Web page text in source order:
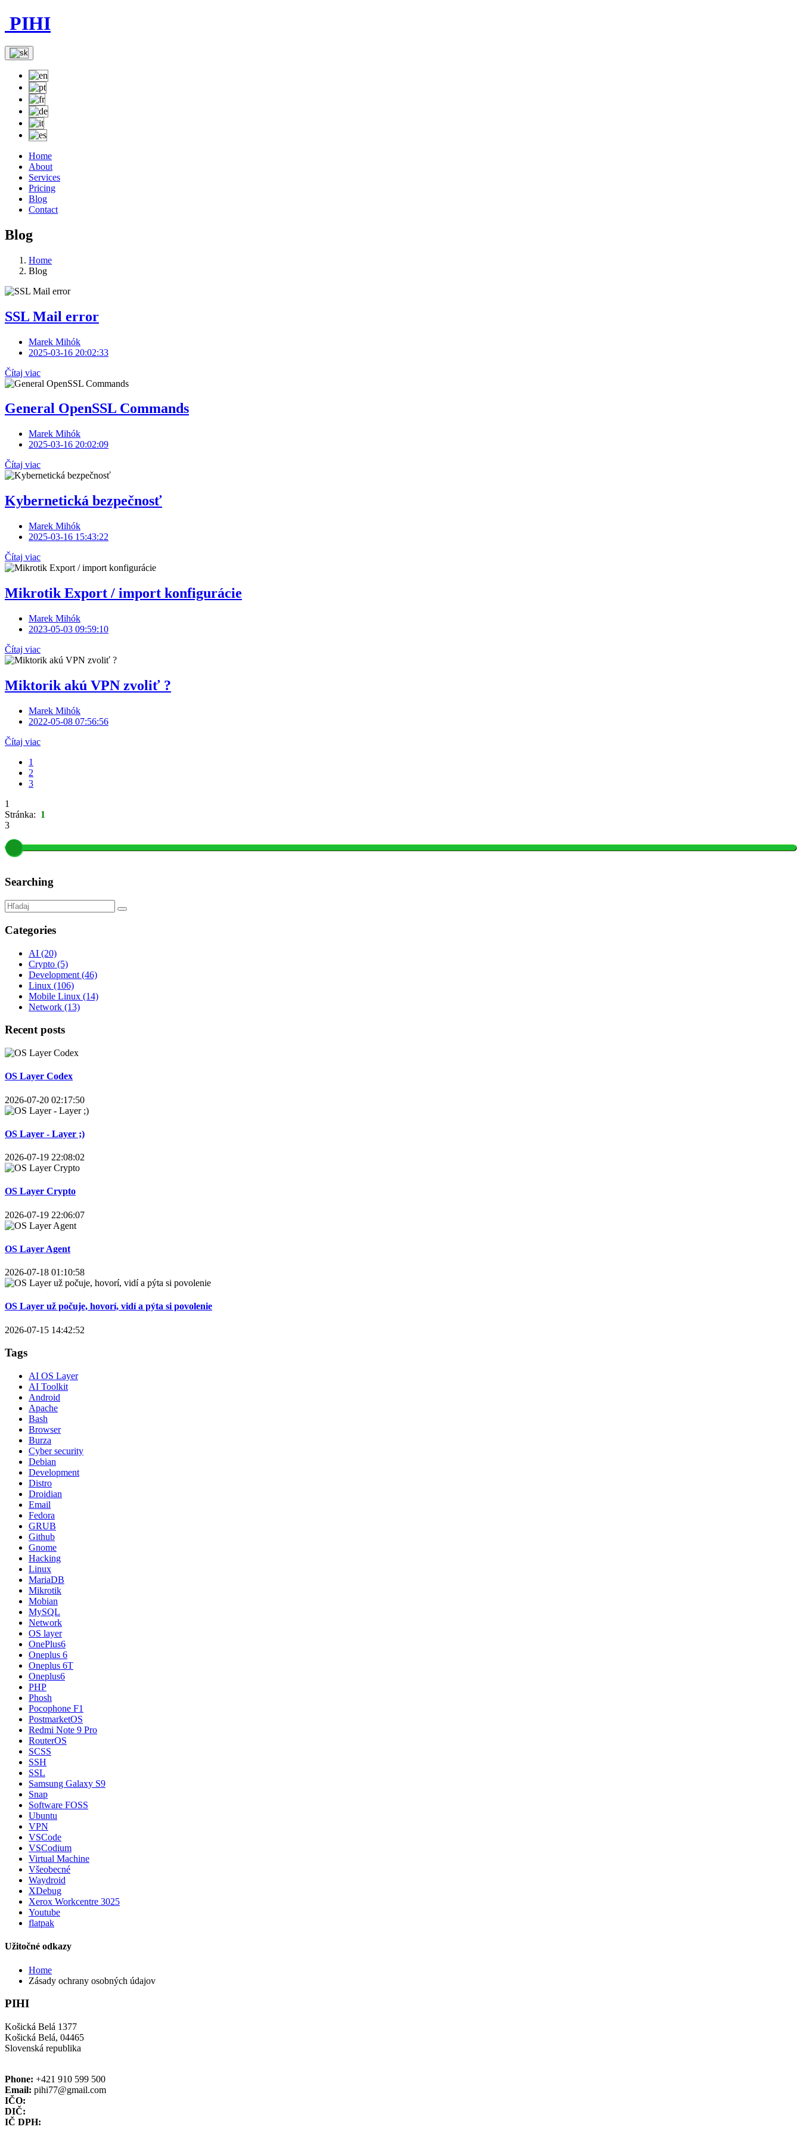
PIHI
Home
About
Services
Pricing
Blog
Contact
Blog
Home
Blog
SSL Mail error
Marek Mihók
2025-03-16 20:02:33
Čítaj viac
General OpenSSL Commands
Marek Mihók
2025-03-16 20:02:09
Čítaj viac
Kybernetická bezpečnosť
Marek Mihók
2025-03-16 15:43:22
Čítaj viac
Mikrotik Export / import konfigurácie
Marek Mihók
2023-05-03 09:59:10
Čítaj viac
Miktorik akú VPN zvoliť ?
Marek Mihók
2022-05-08 07:56:56
Čítaj viac
1
2
3
1
Stránka: 1
3
Searching
Categories
AI (20)
Crypto (5)
Development (46)
Linux (106)
Mobile Linux (14)
Network (13)
Recent posts
OS Layer Codex
2026-07-20 02:17:50
OS Layer - Layer ;)
2026-07-19 22:08:02
OS Layer Crypto
2026-07-19 22:06:07
OS Layer Agent
2026-07-18 01:10:58
OS Layer už počuje, hovorí, vidí a pýta si povolenie
2026-07-15 14:42:52
Tags
AI OS Layer
AI Toolkit
Android
Apache
Bash
Browser
Burza
Cyber security
Debian
Development
Distro
Droidian
Email
Fedora
GRUB
Github
Gnome
Hacking
Linux
MariaDB
Mikrotik
Mobian
MySQL
Network
OS layer
OnePlus6
Oneplus 6
Oneplus 6T
Oneplus6
PHP
Phosh
Pocophone F1
PostmarketOS
Redmi Note 9 Pro
RouterOS
SCSS
SSH
SSL
Samsung Galaxy S9
Snap
Software FOSS
Ubuntu
VPN
VSCode
VSCodium
Virtual Machine
Všeobecné
Waydroid
XDebug
Xerox Workcentre 3025
Youtube
flatpak
Užitočné odkazy
Home
Zásady ochrany osobných údajov
PIHI
Košická Belá 1377
Košická Belá, 04465
Slovenská republika
Phone: +421 910 599 500
Email: pihi77@gmail.com
IČO:
DIČ:
IČ DPH: